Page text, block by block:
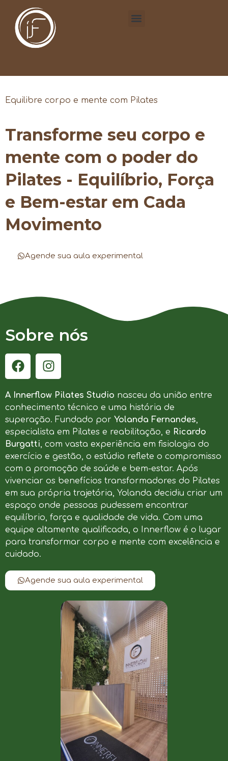
Equilibre corpo e mente com Pilates
Transforme seu corpo e
mente com o poder do
Pilates - Equilíbrio, Força
e Bem-estar em Cada
Movimento
Agende sua aula experimental
Sobre nós
A Innerflow Pilates Studio nasceu da união entre
conhecimento técnico e uma história de
superação. Fundado por Yolanda Fernandes,
especialista em Pilates e reabilitação, e Ricardo
Burgatti, com vasta experiência em fisiologia do
exercício e gestão, o estúdio reflete o compromisso
com a promoção de saúde e bem-estar. Após
vivenciar os benefícios transformadores do Pilates
em sua própria trajetória, Yolanda decidiu criar um
espaço onde pessoas pudessem encontrar
equilíbrio, força e qualidade de vida. Com uma
equipe altamente qualificada, o Innerflow é o lugar
para transformar corpo e mente com excelência e
cuidado.
Agende sua aula experimental